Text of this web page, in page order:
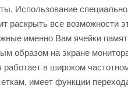
Использование
раскрыть все возможности
именно Вам ячейки
образом на экране
работает в широком
имеет функции